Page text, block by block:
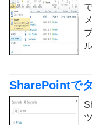
SharePointで